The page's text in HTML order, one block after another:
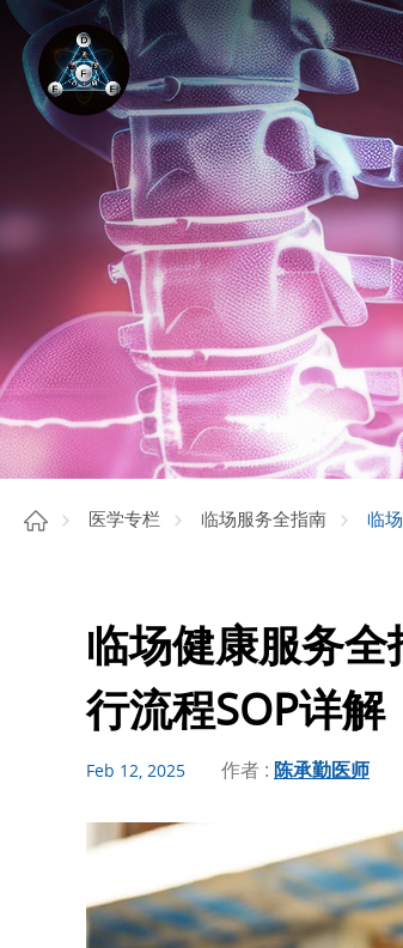
医学专栏 临场服务全指南 临
临场健康服务
行流程SOP详解
Feb 12, 2025 作者 : 陈承勤医师